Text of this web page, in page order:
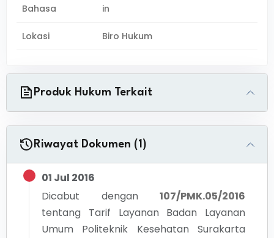
Bahasa in
Lokasi Biro Hukum
Produk Hukum Terkait
Riwayat Dokumen (1)
01 Jul 2016
Dicabut dengan
107/PMK.05/2016
tentang Tarif Layanan Badan Layanan
Umum Politeknik Kesehatan Surakarta